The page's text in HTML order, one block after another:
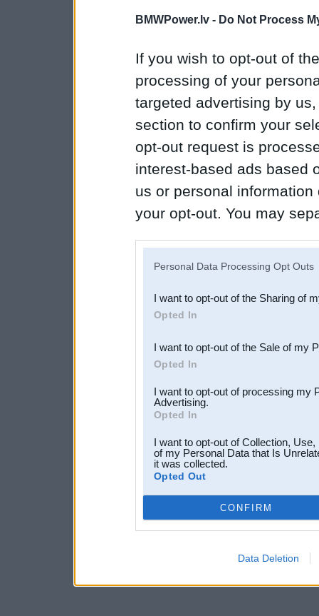
BMWPower.lv - Do Not Process
If you wish to opt-out of
processing of your
targeted advertising by
section to confirm your
opt-out request is
interest-based ads based
us or personal
your opt-out. You may
Downstream Participants
third parties.
Personal Data Processing Opt Outs
I want to opt-out of the Sharing of
Opted In
I want to opt-out of the Sale of my
Opted In
I want to opt-out of processing my
Advertising.
Opted In
I want to opt-out of Collection,
of my Personal Data that Is
it was collected.
Opted Out
CONFIRM
Data Deletion